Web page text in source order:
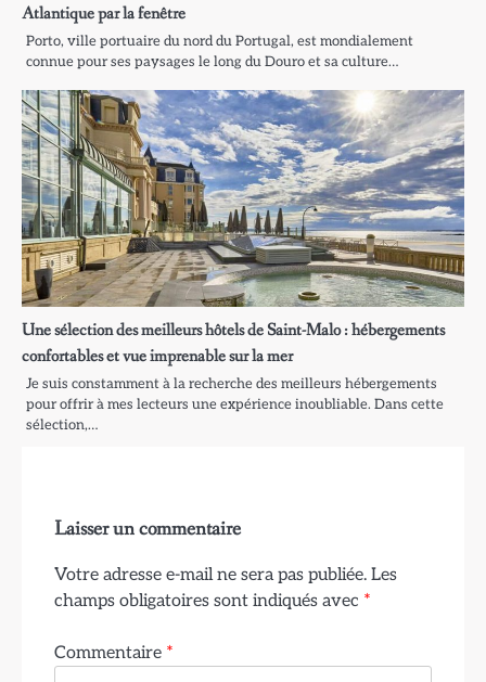
Atlantique par la fenêtre
Porto, ville portuaire du nord du Portugal, est mondialement
connue pour ses paysages le long du Douro et sa culture…
Une sélection des meilleurs hôtels de Saint-Malo : hébergements
confortables et vue imprenable sur la mer
Je suis constamment à la recherche des meilleurs hébergements
pour offrir à mes lecteurs une expérience inoubliable. Dans cette
sélection,…
Laisser un commentaire
Votre adresse e-mail ne sera pas publiée. Les
champs obligatoires sont indiqués avec *
Commentaire *